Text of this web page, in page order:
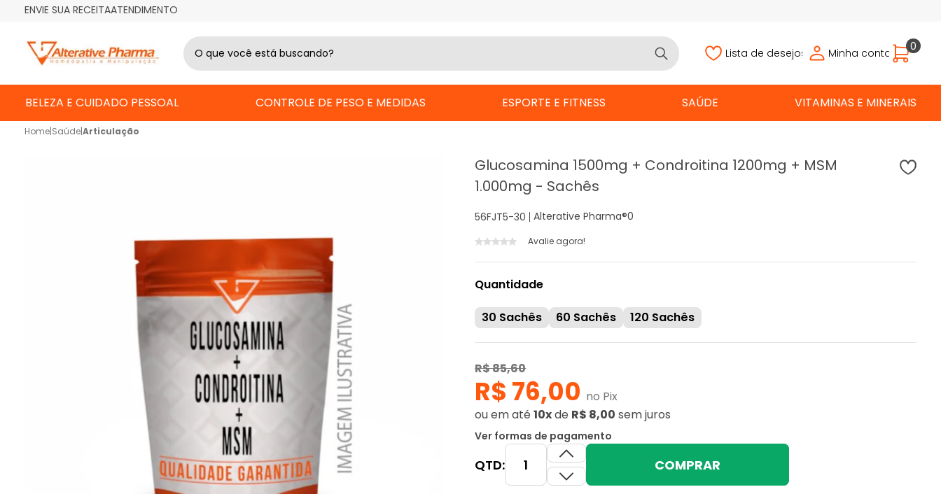
ENVIE SUA RECEITAATENDIMENTO
Lista de desejos Minha conta 0
BELEZA E CUIDADO PESSOAL CONTROLE DE PESO E MEDIDAS ESPORTE E FITNESS SAÚDE VITAMINAS E MINERAIS
Home|Saúde|Articulação
Glucosamina 1500mg + Condroitina 1200mg + MSM
1.000mg - Sachês
56FJT5-30 Alterative Pharma®0
Avalie agora!
R$ 85,60
R$ 76,00 no Pix
ouem até 10xde R$ 8,00 sem juros
Ver formas de pagamento
Quantidade
30 Sachês 60 Sachês 120 Sachês
QTD: COMPRAR